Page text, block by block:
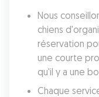
Nous
chiens
réservation
une courte
qu'il y a une
Chaque